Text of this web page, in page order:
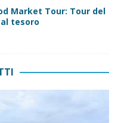
Market Tour: Tour del
tesoro